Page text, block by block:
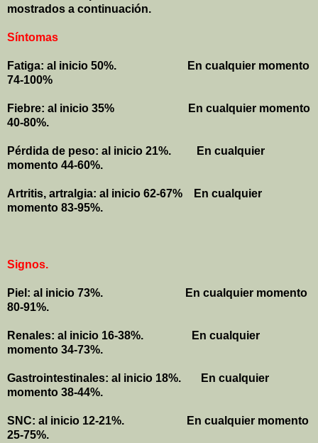
mostrados a continuación.
Síntomas
Fatiga: al inicio 50%.
En cualquier momento
74-100%
Fiebre: al inicio 35%
En cualquier momento
40-80%.
Pérdida de peso: al inicio 21%.
En cualquier
momento 44-60%.
Artritis, artralgia: al inicio 62-67%
En cualquier
momento 83-95%.
Signos.
Piel: al inicio 73%.
En cualquier momento
80-91%.
Renales: al inicio 16-38%.
En cualquier
momento 34-73%.
Gastrointestinales: al inicio 18%.
En cualquier
momento 38-44%.
SNC: al inicio 12-21%.
En cualquier momento
25-75%.